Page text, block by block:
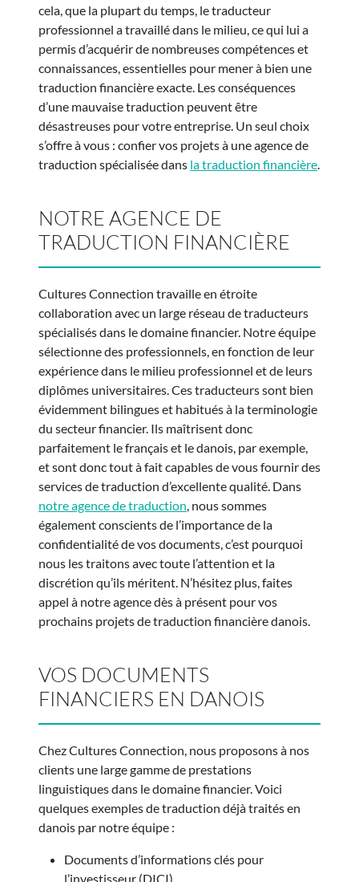
cela, que la plupart du temps, le traducteur
professionnel a travaillé dans le milieu, ce qui lui a
permis d’acquérir de nombreuses compétences et
connaissances, essentielles pour mener à bien une
traduction financière exacte. Les conséquences
d’une mauvaise traduction peuvent être
désastreuses pour votre entreprise. Un seul choix
s’offre à vous : confier vos projets à une agence de
traduction spécialisée dans la traduction financière
NOTRE AGENCE DE
TRADUCTION FINANCIÈRE
Cultures Connection travaille en étroite
collaboration avec un large réseau de traducteurs
spécialisés dans le domaine financier. Notre équipe
sélectionne des professionnels, en fonction de leur
expérience dans le milieu professionnel et de leurs
diplômes universitaires. Ces traducteurs sont bien
évidemment bilingues et habitués à la terminologie
du secteur financier. Ils maîtrisent donc
parfaitement le français et le danois, par exemple,
et sont donc tout à fait capables de vous fournir des
services de traduction d’excellente qualité. Dans
notre agence de traduction, nous sommes
également conscients de l’importance de la
confidentialité de vos documents, c’est pourquoi
nous les traitons avec toute l’attention et la
discrétion qu’ils méritent. N’hésitez plus, faites
appel à notre agence dès à présent pour vos
prochains projets de traduction financière danois.
VOS DOCUMENTS
FINANCIERS EN DANOIS
Chez Cultures Connection, nous proposons à nos
clients une large gamme de prestations
linguistiques dans le domaine financier. Voici
quelques exemples de traduction déjà traités en
danois par notre équipe :
Documents d’informations clés pour
l’investisseur (DICI)